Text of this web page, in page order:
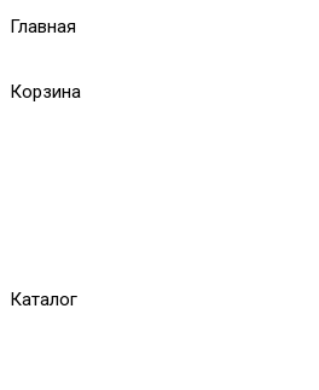
Главная
Корзина
Каталог